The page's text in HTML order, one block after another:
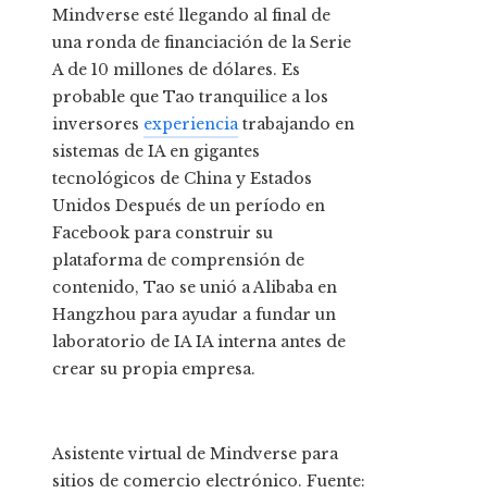
Mindverse esté llegando al final de
una ronda de financiación de la Serie
A de 10 millones de dólares. Es
probable que Tao tranquilice a los
inversores experienciatrabajando en
sistemas de IA en gigantes
tecnológicos de China y Estados
Unidos Después de un período en
Facebook para construir su
plataforma de comprensión de
contenido, Tao se unió a Alibaba en
Hangzhou para ayudar a fundar un
laboratorio de IA IA interna antes de
crear su propia empresa.
Asistente virtual de Mindverse para
sitios de comercio electrónico. Fuente: